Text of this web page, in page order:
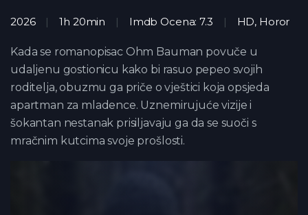
2026 1h 20min Imdb Ocena: 7.3 HD, Horor
Kada se romanopisac Ohm Bauman povuče u
udaljenu gostionicu kako bi rasuo pepeo svojih
roditelja, obuzmu ga priče o vještici koja opsjeda
apartman za mladence. Uznemirujuće vizije i
šokantan nestanak prisiljavaju ga da se suoči s
mračnim kutcima svoje prošlosti.